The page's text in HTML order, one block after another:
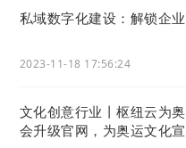
私域数字化建设：解锁企
2023-11-18 17:56:24
文化创意行业丨枢纽云为
会升级官网，为奥运文化